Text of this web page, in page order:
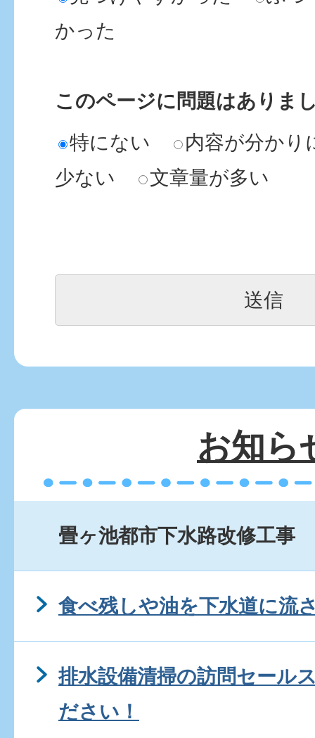
かった
このページに問題はありま
特にない
内容が分かり
少ない
文章量が多い
お知ら
畳ヶ池都市下水路改修工事
食べ残しや油を下水道に流
排水設備清掃の訪問セール
ださい！